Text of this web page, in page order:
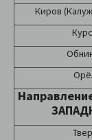
Киров